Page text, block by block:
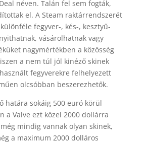
néven. Talán fel sem fogták,
el. A Steam raktárrendszerét
fegyver-, kés-, kesztyű-
vásárolhatnak vagy
nagymértékben a közösség
a nem túl jól kinéző skinek
fegyverekre felhelyezett
olcsóbban beszerezhetők.
határa sokáig 500 euró körül
a Valve ezt közel 2000 dollárra
mindig vannak olyan skinek,
a maximum 2000 dolláros